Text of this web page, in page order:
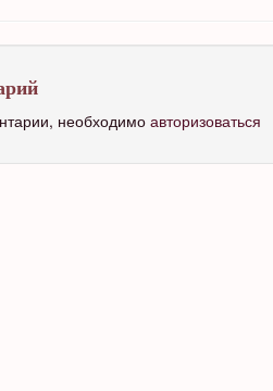
необходимо авторизоваться